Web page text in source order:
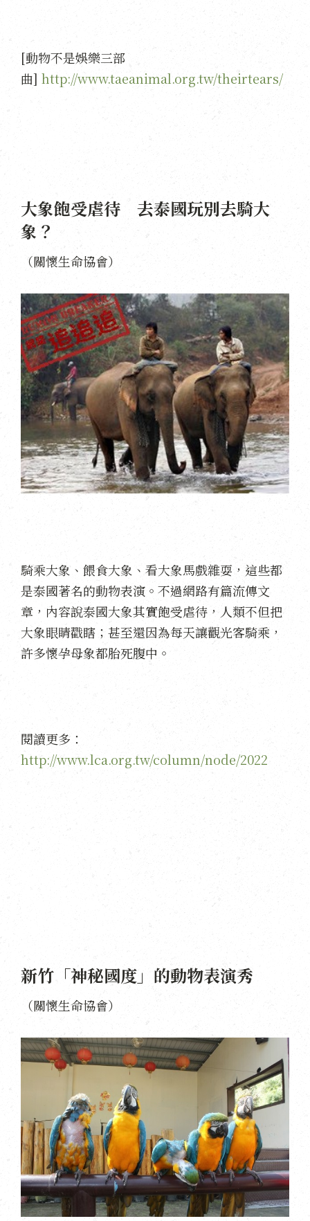
[動物不是娛樂三部
曲] http://www.taeanimal.org.tw/theirtears/
大象飽受虐待 去泰國玩別去騎大
象？
（關懷生命協會）
騎乘大象、餵食大象、看大象馬戲雜耍，這些都
是泰國著名的動物表演。不過網路有篇流傳文
章，內容說泰國大象其實飽受虐待，人類不但把
大象眼睛戳瞎；甚至還因為每天讓觀光客騎乘，
許多懷孕母象都胎死腹中。
閱讀更多：
http://www.lca.org.tw/column/node/2022
新竹「神秘國度」的動物表演秀
（關懷生命協會）